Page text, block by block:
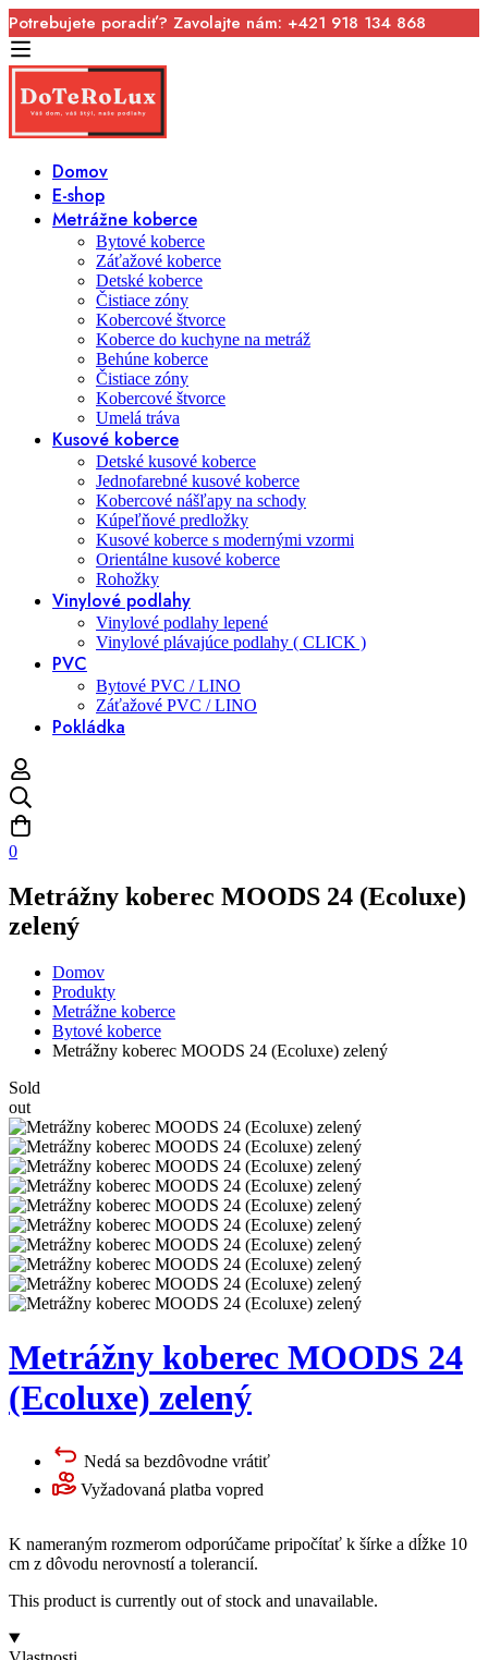
Potrebujete poradiť? Zavolajte nám: +421 918 134 868
Domov
E-shop
Metrážne koberce
Bytové koberce
Záťažové koberce
Detské koberce
Čistiace zóny
Kobercové štvorce
Koberce do kuchyne na metráž
Behúne koberce
Čistiace zóny
Kobercové štvorce
Umelá tráva
Kusové koberce
Detské kusové koberce
Jednofarebné kusové koberce
Kobercové nášľapy na schody
Kúpeľňové predložky
Kusové koberce s modernými vzormi
Orientálne kusové koberce
Rohožky
Vinylové podlahy
Vinylové podlahy lepené
Vinylové plávajúce podlahy ( CLICK )
PVC
Bytové PVC / LINO
Záťažové PVC / LINO
Pokládka
0
Metrážny koberec MOODS 24 (Ecoluxe)
zelený
Domov
Produkty
Metrážne koberce
Bytové koberce
Metrážny koberec MOODS 24 (Ecoluxe) zelený
Sold
out
Metrážny koberec MOODS 24
(Ecoluxe) zelený
Nedá sa bezdôvodne vrátiť
Vyžadovaná platba vopred
K nameraným rozmerom odporúčame pripočítať k šírke a dĺžke 10
cm z dôvodu nerovností a tolerancií.
This product is currently out of stock and unavailable.